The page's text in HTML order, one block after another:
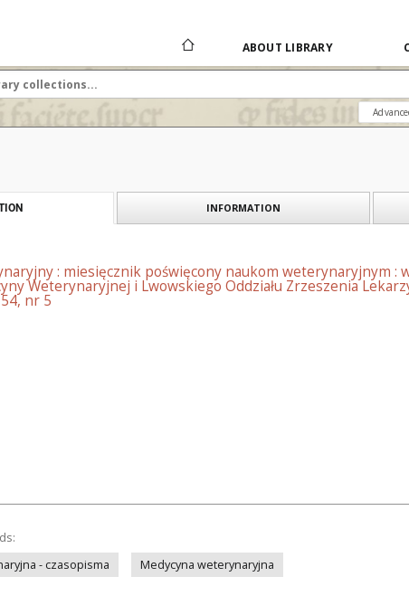
ABOUT LIBRARY
INFORMATION
: miesięcznik poświęcony naukom weterynaryjnym :
Weterynaryjnej i Lwowskiego Oddziału Zrzeszenia
nr 5
- czasopisma
Medycyna weterynaryjna